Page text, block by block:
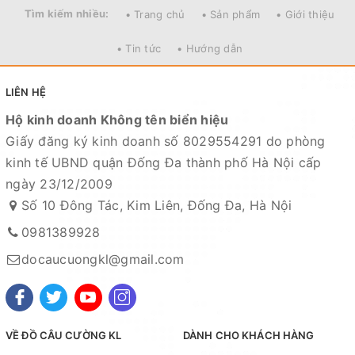
Địa chỉ cửa hàng : Số 10 Đông Tác, Kim Liên, Đống Đa,
Chuyên sỉ lẻ toàn quốc - Giao hàng toàn quốc - Nhận
ship COD ( nhận hàng thanh toán )
Tìm kiếm nhiều: • Trang chủ • Sản phẩm • Giới thiệu
• Tin tức • Hướng dẫn
LIÊN HỆ
Hộ kinh doanh Không tên biển hiệu
Giấy đăng ký kinh doanh số 8029554291 do phòng
kinh tế UBND quận Đống Đa thành phố Hà Nội cấp
ngày 23/12/2009
Số 10 Đông Tác, Kim Liên, Đống Đa, Hà Nội
0981389928
docaucuongkl@gmail.com
VỀ ĐỒ CÂU CƯỜNG KL DÀNH CHO KHÁCH HÀNG